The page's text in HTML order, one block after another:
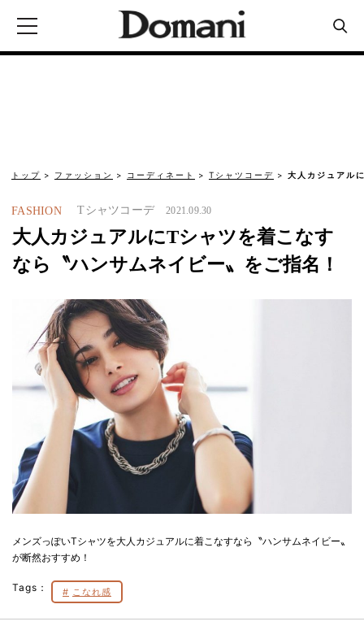
トップ ファッション コーディネート Tシャツコーデ 大人カジュアル
FASHION Tシャツコーデ 2021.09.30
大人カジュアルにTシャツを着こなす
なら〝ハンサムネイビー〟をご指名！
メンズっぽいTシャツを大人カジュアルに着こなすなら〝ハンサムネイビー〟
が断然おすすめ！
Tags： こなれ感